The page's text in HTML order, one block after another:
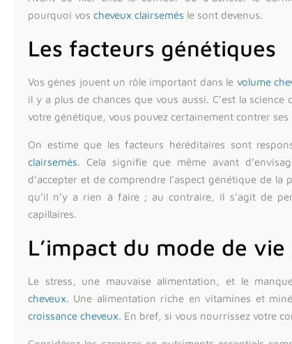
pourquoi vos cheveux clairsemés le sont devenus.
Les facteurs génétiques
Vos gènes jouent un rôle important dans le volume
il y a plus de chances que vous aussi. C’est la
votre génétique, vous pouvez certainement contrer
On estime que les facteurs héréditaires sont
clairsemés. Cela signifie que même avant
d’accepter et de comprendre l’aspect génétique de
qu’il n’y a rien à faire ; au contraire, il s’agit de
capillaires.
L’impact du mode de
Le stress, une mauvaise alimentation, et le
cheveux. Une alimentation riche en vitamines et
croissance cheveux. En bref, si vous nourrissez votre